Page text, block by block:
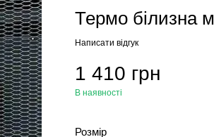
Термо білизна
Написати відгук
1 410 грн
В наявності
Розмір